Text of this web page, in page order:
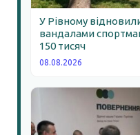
У Рівному
вандалами
150 тисяч
08.08.2026